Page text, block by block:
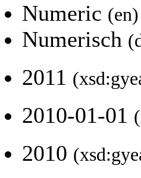
Numeric (en)
Numerisch
2011
2010-01-01
2010